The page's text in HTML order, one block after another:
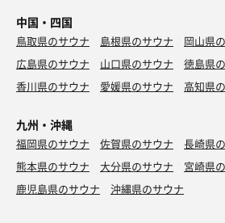
中国・四国
鳥取県のサウナ 島根県のサウナ
岡山県
広島県のサウナ
山口県のサウナ
徳島県
香川県のサウナ
愛媛県のサウナ 高知県
九州・沖縄
福岡県のサウナ 佐賀県のサウナ
長崎県
熊本県のサウナ
大分県のサウナ
宮崎県
鹿児島県のサウナ
沖縄県のサウナ